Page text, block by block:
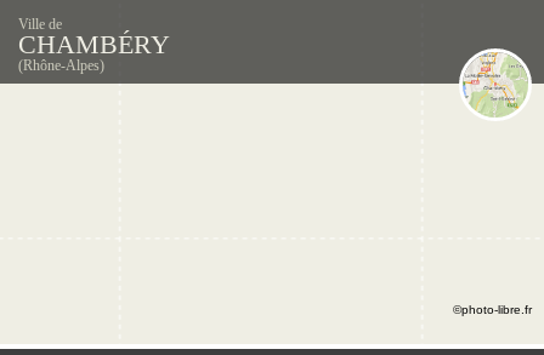
Ville de
CHAMBÉRY
(Rhône-Alpes)
©photo-libre.fr